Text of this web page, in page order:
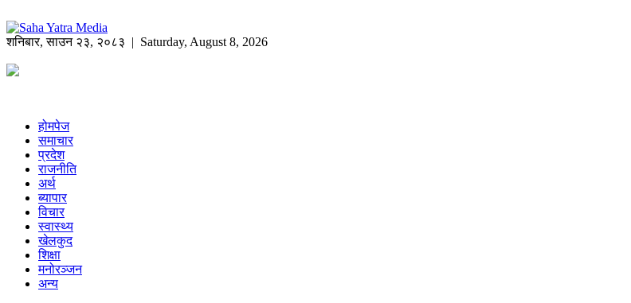
शनिबार,साउन २३, २०८३ | Saturday, August 8, 2026
होमपेज
समाचार
प्रदेश
राजनीति
अर्थ
ब्यापार
विचार
स्वास्थ्य
खेलकुद
शिक्षा
मनोरञ्जन
अन्य